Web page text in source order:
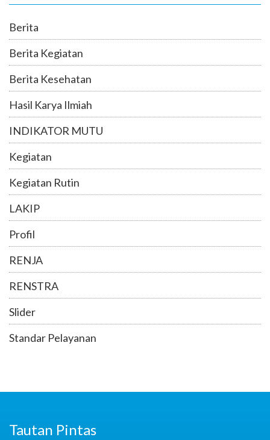
Berita
Berita Kegiatan
Berita Kesehatan
Hasil Karya Ilmiah
INDIKATOR MUTU
Kegiatan
Kegiatan Rutin
LAKIP
Profil
RENJA
RENSTRA
Slider
Standar Pelayanan
Tautan Pintas